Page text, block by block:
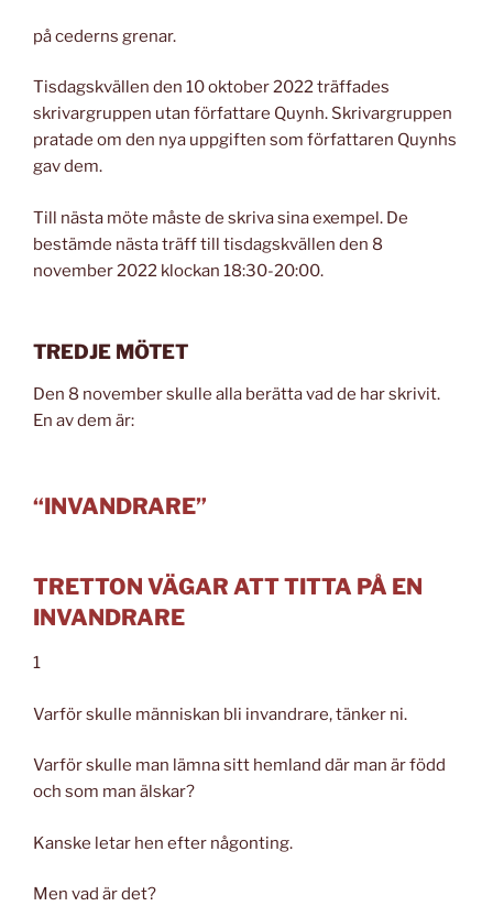
på cederns grenar.
Tisdagskvällen den 10 oktober 2022 träffades
skrivargruppen utan författare Quynh. Skrivargruppen
pratade om den nya uppgiften som författaren Quynhs
gav dem.
Till nästa möte måste de skriva sina exempel. De
bestämde nästa träff till tisdagskvällen den 8
november 2022 klockan 18:30-20:00.
TREDJE MÖTET
Den 8 november skulle alla berätta vad de har skrivit.
En av dem är:
“INVANDRARE”
TRETTON VÄGAR ATT TITTA PÅ EN
INVANDRARE
1
Varför skulle människan bli invandrare, tänker ni.
Varför skulle man lämna sitt hemland där man är född
och som man älskar?
Kanske letar hen efter någonting.
Men vad är det?